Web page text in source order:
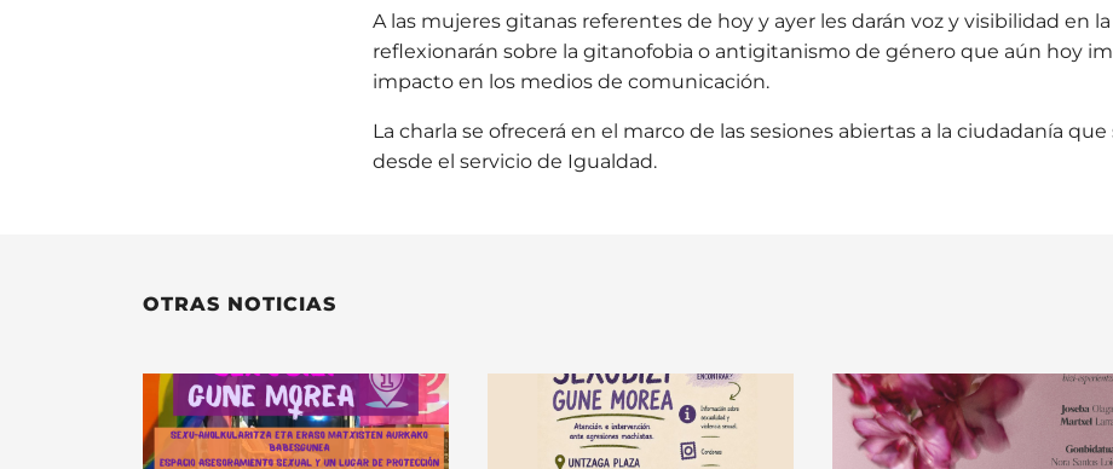
A las mujeres gitanas referentes de hoy y ayer les darán voz y visibilidad en
reflexionarán sobre la gitanofobia o antigitanismo de género que aún hoy
impacto en los medios de comunicación.
La charla se ofrecerá en el marco de las sesiones abiertas a la ciudadanía
desde el servicio de Igualdad.
OTRAS NOTICIAS